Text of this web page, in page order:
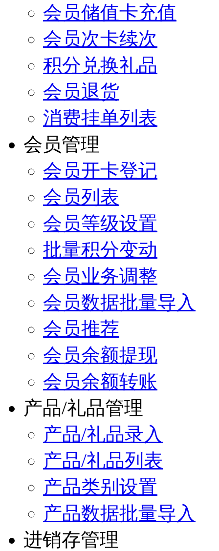
会员储值卡充值
会员次卡续次
积分兑换礼品
会员退货
消费挂单列表
会员管理
会员开卡登记
会员列表
会员等级设置
批量积分变动
会员业务调整
会员数据批量导入
会员推荐
会员余额提现
会员余额转账
产品/礼品管理
产品/礼品录入
产品/礼品列表
产品类别设置
产品数据批量导入
进销存管理